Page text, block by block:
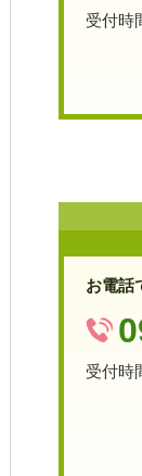
受付時
お電話
受付時